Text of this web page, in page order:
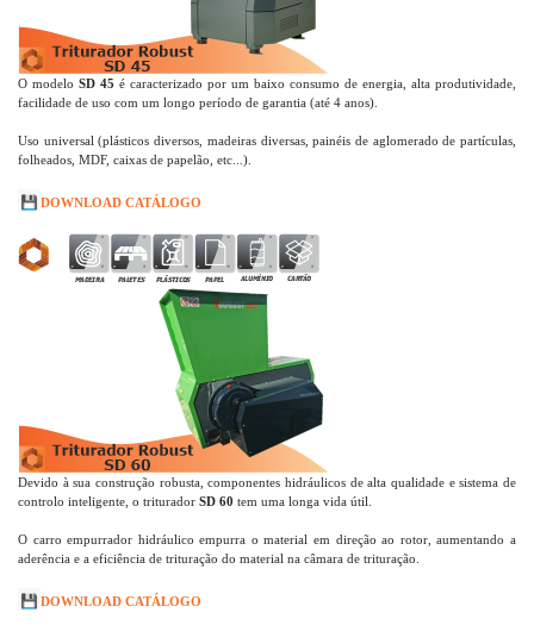
O modelo SD 45 é caracterizado por um baixo consumo de energia, alta produtividade,
facilidade de uso com um longo período de garantia (até 4 anos).
Uso universal (plásticos diversos, madeiras diversas, painéis de aglomerado de partículas,
folheados, MDF, caixas de papelão, etc...).
💾 DOWNLOAD CATÁLOGO
Devido à sua construção robusta, componentes hidráulicos de alta qualidade e sistema de
controlo inteligente, o triturador SD 60 tem uma longa vida útil.
O carro empurrador hidráulico empurra o material em direção ao rotor, aumentando a
aderência e a eficiência de trituração do material na câmara de trituração.
💾 DOWNLOAD CATÁLOGO